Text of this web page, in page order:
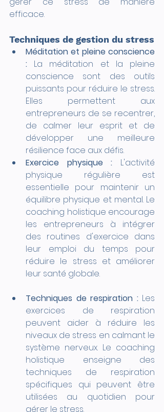
efficace.
Techniques de gestion du stress
Méditation et pleine conscience
: La méditation et la pleine
conscience sont des outils
puissants pour réduire le stress.
Elles permettent aux
entrepreneurs de se recentrer,
de calmer leur esprit et de
développer une meilleure
résilience face aux défis.
Exercice physique : L'activité
physique régulière est
essentielle pour maintenir un
équilibre physique et mental. Le
coaching holistique encourage
les entrepreneurs à intégrer
des routines d'exercice dans
leur emploi du temps pour
réduire le stress et améliorer
leur santé globale.
Techniques de respiration : Les
exercices de respiration
peuvent aider à réduire les
niveaux de stress en calmant le
système nerveux. Le coaching
holistique enseigne des
techniques de respiration
spécifiques qui peuvent être
utilisées au quotidien pour
gérer le stress.